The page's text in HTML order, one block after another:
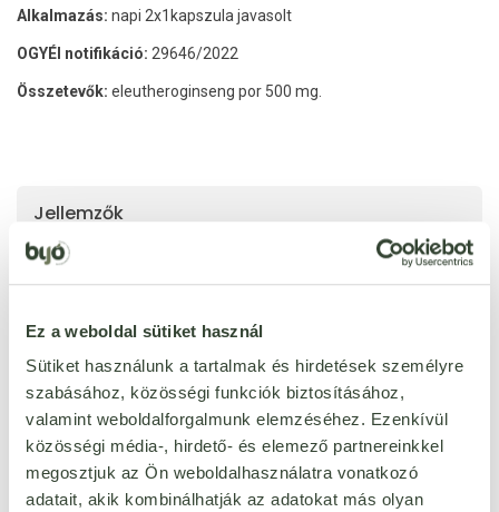
Ez a weboldal sütiket használ
Sütiket használunk a tartalmak és hirdetések személyre
szabásához, közösségi funkciók biztosításához,
valamint weboldalforgalmunk elemzéséhez. Ezenkívül
közösségi média-, hirdető- és elemező partnereinkkel
megosztjuk az Ön weboldalhasználatra vonatkozó
adatait, akik kombinálhatják az adatokat más olyan
Alkalmazás: napi 2x1kapszula javasolt
OGYÉI notifikáció: 29646/2022
Összetevők: eleutheroginseng por 500 mg.
Jellemzők
vegán Igen
Ezt a terméket még senki nem értékelte. Legyél Te az
első!
ÉRTÉKELÉST ÍROK